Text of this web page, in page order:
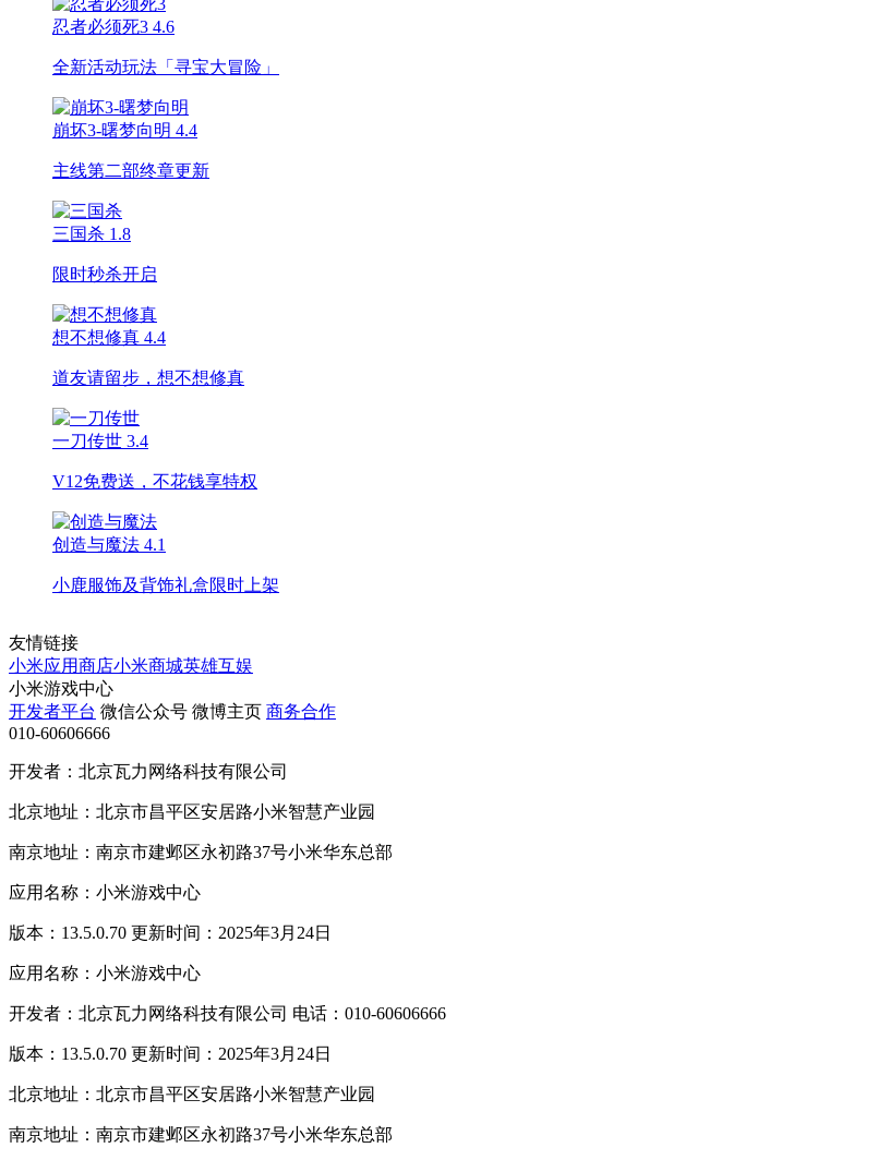
忍者必须死3 4.6
全新活动玩法「寻宝大冒险」
崩坏3-曙梦向明 4.4
主线第二部终章更新
三国杀 1.8
限时秒杀开启
想不想修真 4.4
道友请留步，想不想修真
一刀传世 3.4
V12免费送，不花钱享特权
创造与魔法 4.1
小鹿服饰及背饰礼盒限时上架
友情链接
小米应用商店小米商城英雄互娱
小米游戏中心
开发者平台 微信公众号 微博主页 商务合作
010-60606666
开发者：北京瓦力网络科技有限公司
北京地址：北京市昌平区安居路小米智慧产业园
南京地址：南京市建邺区永初路37号小米华东总部
应用名称：小米游戏中心
版本：13.5.0.70 更新时间：2025年3月24日
应用名称：小米游戏中心
开发者：北京瓦力网络科技有限公司 电话：010-60606666
版本：13.5.0.70 更新时间：2025年3月24日
北京地址：北京市昌平区安居路小米智慧产业园
南京地址：南京市建邺区永初路37号小米华东总部